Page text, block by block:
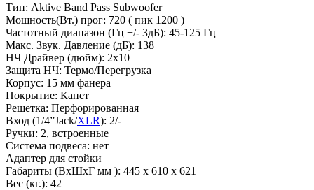
Тип: Aktive Band Pass Subwoofer
Мощность(Вт.) прог: 720 ( пик 1200 )
Частотный диапазон (Гц +/- 3дБ): 45-125 Гц
Макс. Звук. Давление (дБ): 138
НЧ Драйвер (дюйм): 2х10
Защита НЧ: Термо/Перегрузка
Корпус: 15 мм фанера
Покрытие: Капет
Решетка: Перфорированная
Вход (1/4”Jack/XLR): 2/-
Ручки: 2, встроенные
Система подвеса: нет
Адаптер для стойки
Габариты (ВхШхГ мм ): 445 х 610 х 621
Вес (кг.): 42